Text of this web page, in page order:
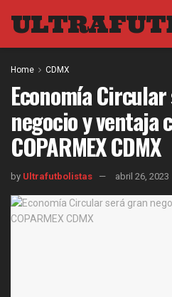
Home CDMX
Economía
negocio y ventaja
COPARMEX CDMX
by Ultrafutbolistas abril 26, 2023